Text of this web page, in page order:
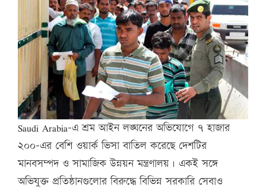
Saudi Arabia-এ শ্রম আইন লঙ্ঘনের অভিযোগে ৭ হাজার
২০০-এর বেশি ওয়ার্ক ভিসা বাতিল করেছে দেশটির
মানবসম্পদ ও সামাজিক উন্নয়ন মন্ত্রণালয়। একই সঙ্গে
অভিযুক্ত প্রতিষ্ঠানগুলোর বিরুদ্ধে বিভিন্ন সরকারি সেবাও